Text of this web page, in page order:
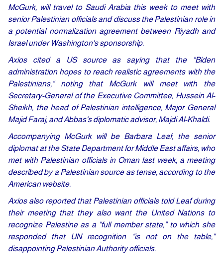
McGurk, will travel to Saudi Arabia this week to meet with
senior Palestinian officials and discuss the Palestinian role in
a potential normalization agreement between Riyadh and
Israel under Washington's sponsorship.
Axios cited a US source as saying that the "Biden
administration hopes to reach realistic agreements with the
Palestinians," noting that McGurk will meet with the
Secretary-General of the Executive Committee, Hussein Al-
Sheikh, the head of Palestinian intelligence, Major General
Majid Faraj, and Abbas's diplomatic advisor, Majdi Al-Khaldi.
Accompanying McGurk will be Barbara Leaf, the senior
diplomat at the State Department for Middle East affairs, who
met with Palestinian officials in Oman last week, a meeting
described by a Palestinian source as tense, according to the
American website.
Axios also reported that Palestinian officials told Leaf during
their meeting that they also want the United Nations to
recognize Palestine as a "full member state," to which she
responded that UN recognition "is not on the table,"
disappointing Palestinian Authority officials.